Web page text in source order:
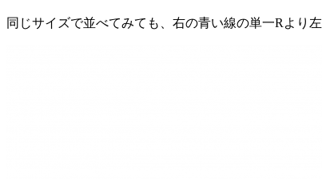
同じサイズで並べてみても、右の青い線の単一Rより